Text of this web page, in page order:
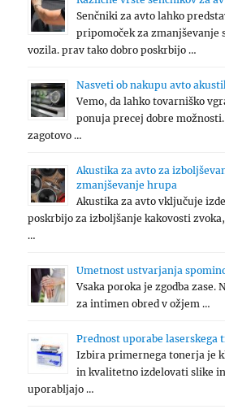
Senčniki za avto lahko
pripomoček za zmanjševanje
vozila. prav tako dobro poskrbijo …
Nasveti ob nakupu avto
Vemo, da lahko tovarniško
ponuja precej dobre
zagotovo …
Akustika za avto za
zmanjševanje hrupa
Akustika za avto vključuje
poskrbijo za izboljšanje kakovosti
…
Umetnost ustvarjanja
Vsaka poroka je zgodba zase.
za intimen obred v ožjem …
Prednost uporabe
Izbira primernega tonerja je
in kvalitetno izdelovati slike
uporabljajo …